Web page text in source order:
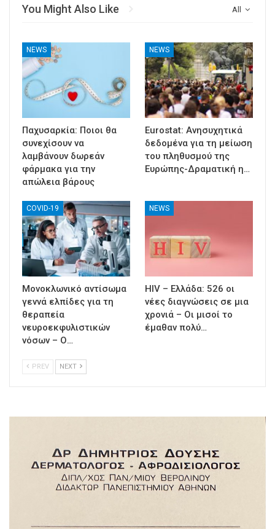
All
You Might Also Like
NEWS
Παχυσαρκία: Ποιοι θα
συνεχίσουν να
λαμβάνουν δωρεάν
φάρμακα για την
απώλεια βάρους
NEWS
Eurostat: Ανησυχητικά
δεδομένα για τη μείωση
του πληθυσμού της
Ευρώπης-Δραματική η…
COVID-19
Μονοκλωνικό αντίσωμα
γεννά ελπίδες για τη
θεραπεία
νευροεκφυλιστικών
νόσων – Ο…
NEWS
HIV – Ελλάδα: 526 οι
νέες διαγνώσεις σε μια
χρονιά – Οι μισοί το
έμαθαν πολύ…
PREV NEXT